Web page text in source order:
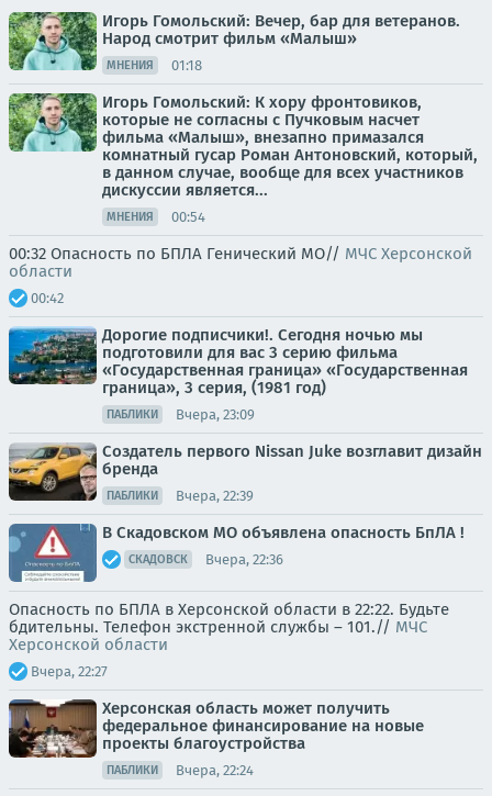
Игорь Гомольский: Вечер, бар для ветеранов.
Народ смотрит фильм «Малыш»
МНЕНИЯ 01:18
Игорь Гомольский: К хору фронтовиков,
которые не согласны с Пучковым насчет
фильма «Малыш», внезапно примазался
комнатный гусар Роман Антоновский, который,
в данном случае, вообще для всех участников
дискуссии является...
МНЕНИЯ 00:54
00:32 Опасность по БПЛА Генический МО// МЧС Херсонской
области
00:42
Дорогие подписчики!. Сегодня ночью мы
подготовили для вас 3 серию фильма
«Государственная граница» «Государственная
граница», 3 серия, (1981 год)
ПАБЛИКИ Вчера, 23:09
Создатель первого Nissan Juke возглавит дизайн
бренда
ПАБЛИКИ Вчера, 22:39
В Скадовском МО объявлена опасность БпЛА !
СКАДОВСК Вчера, 22:36
Опасность по БПЛА в Херсонской области в 22:22. Будьте
бдительны. Телефон экстренной службы – 101.// МЧС
Херсонской области
Вчера, 22:27
Херсонская область может получить
федеральное финансирование на новые
проекты благоустройства
ПАБЛИКИ Вчера, 22:24